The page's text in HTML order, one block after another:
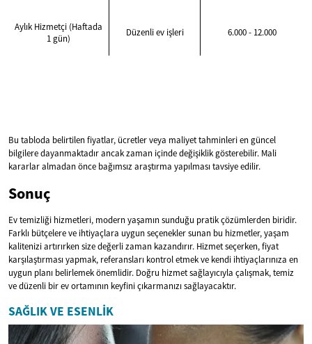
Aylık Hizmetçi (Haftada
1 gün)
Düzenli ev işleri 6.000 - 12.000
Bu tabloda belirtilen fiyatlar, ücretler veya maliyet tahminleri en güncel
bilgilere dayanmaktadır ancak zaman içinde değişiklik gösterebilir. Mali
kararlar almadan önce bağımsız araştırma yapılması tavsiye edilir.
Sonuç
Ev temizliği hizmetleri, modern yaşamın sunduğu pratik çözümlerden biridir.
Farklı bütçelere ve ihtiyaçlara uygun seçenekler sunan bu hizmetler, yaşam
kalitenizi artırırken size değerli zaman kazandırır. Hizmet seçerken, fiyat
karşılaştırması yapmak, referansları kontrol etmek ve kendi ihtiyaçlarınıza en
uygun planı belirlemek önemlidir. Doğru hizmet sağlayıcıyla çalışmak, temiz
ve düzenli bir ev ortamının keyfini çıkarmanızı sağlayacaktır.
SAĞLIK VE ESENLIK